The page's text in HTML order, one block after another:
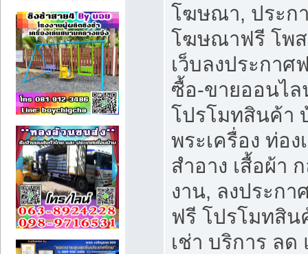
โฆษณา, ประก
โฆษณาฟรี โพส
เว็บลงประกา
ซื้อ-ขายออนไล
โปรโมทสินค้า
พระเครื่อง ท่อง
สำอาง เสื้อผ้า
งาน, ลงประก
ฟรี โปรโมทสิ
เช่า บริการ ลด